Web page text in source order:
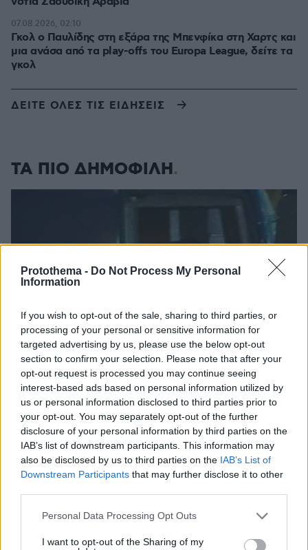
Protothema - Do Not Process My Personal
Information
If you wish to opt-out of the sale, sharing to third parties, or
processing of your personal or sensitive information for
targeted advertising by us, please use the below opt-out
section to confirm your selection. Please note that after your
opt-out request is processed you may continue seeing
interest-based ads based on personal information utilized by
us or personal information disclosed to third parties prior to
your opt-out. You may separately opt-out of the further
disclosure of your personal information by third parties on the
IAB’s list of downstream participants. This information may
also be disclosed by us to third parties on the IAB’s List of
Downstream Participants that may further disclose it to other
Please note that this website/app uses one or more Google
not limited to your visit or usage behaviour. You may click to
Personal Data Processing Opt Outs
I want to opt-out of the Sharing of my
Γκολ ο Παυλίδης στη εξάρα της Μπενφίκα στη Χαρτς και
μια ανάσα από τα play-offs του Europa League, δείτε τα
γκολ
07.08.2026, 02:10
ΔΕΙΤΕ ΟΛΕΣ ΤΙΣ ΕΙΔΗΣΕΙΣ
ΤΑ ΠΙΟ ΔΗΜΟΦΙΛΗ
για την επίθεση στη Marfin, δείτε βίντεο και